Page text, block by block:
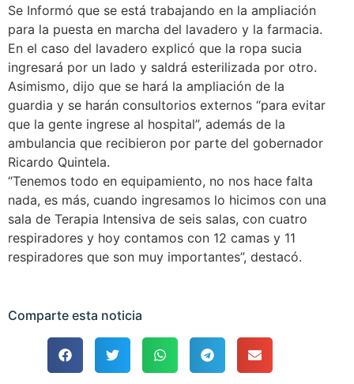
Se Informó que se está trabajando en la ampliación
para la puesta en marcha del lavadero y la farmacia.
En el caso del lavadero explicó que la ropa sucia
ingresará por un lado y saldrá esterilizada por otro.
Asimismo, dijo que se hará la ampliación de la
guardia y se harán consultorios externos “para evitar
que la gente ingrese al hospital”, además de la
ambulancia que recibieron por parte del gobernador
Ricardo Quintela.
“Tenemos todo en equipamiento, no nos hace falta
nada, es más, cuando ingresamos lo hicimos con una
sala de Terapia Intensiva de seis salas, con cuatro
respiradores y hoy contamos con 12 camas y 11
respiradores que son muy importantes”, destacó.
Comparte esta noticia